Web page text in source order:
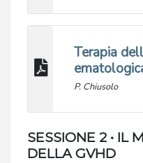
Terapia
P. Chiusolo
SESSIONE 2 • IL
DELLA GVHD